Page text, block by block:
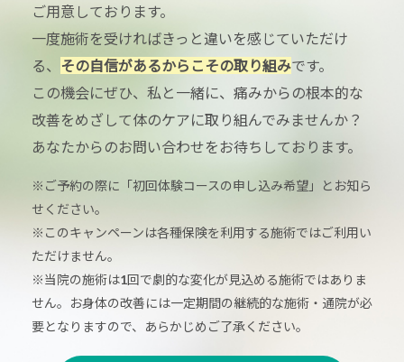
ご用意しております。
一度施術を受ければきっと違いを感じていただけ
る、
その自信があるからこその取り組みです。
この機会にぜひ、私と一緒に、痛みからの根本的な
改善をめざして体のケアに取り組んでみませんか？
あなたからのお問い合わせをお待ちしております。
※ご予約の際に「初回体験コースの申し込み希望」とお知ら
せください。
※このキャンペーンは各種保険を利用する施術ではご利用い
ただけません。
※当院の施術は1回で劇的な変化が見込める施術ではありま
せん。お身体の改善には一定期間の継続的な施術・通院が必
要となりますので、あらかじめご了承ください。